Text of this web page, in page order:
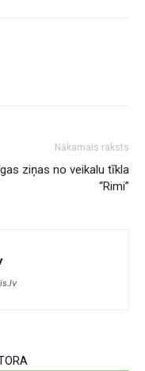
Nākamais raksts
ziņas no veikalu tīkla
“Rimi”